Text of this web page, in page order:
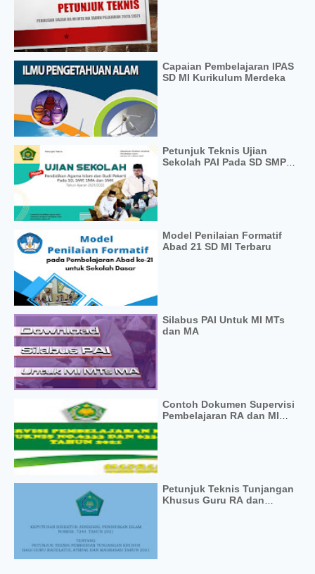
Capaian Pembelajaran IPAS
SD MI Kurikulum Merdeka
Petunjuk Teknis Ujian
Sekolah PAI Pada SD SMP
Model Penilaian Formatif
Abad 21 SD MI Terbaru
Silabus PAI Untuk MI MTs
dan MA
Contoh Dokumen Supervisi
Pembelajaran RA dan MI
Petunjuk Teknis Tunjangan
Khusus Guru RA dan